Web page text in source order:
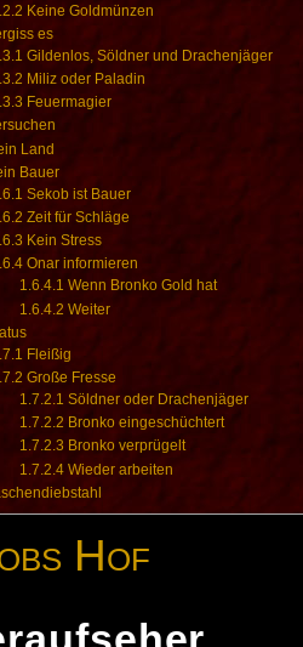
Keine Goldmünzen
es
Gildenlos, Söldner und Drachenjäger
Miliz oder Paladin
Feuermagier
Land
Bauer
Sekob ist Bauer
Zeit für Schläge
Kein Stress
Onar informieren
1.6.4.1 Wenn Bronko Gold hat
1.6.4.2 Weiter
Fleißig
Große Fresse
1.7.2.1 Söldner oder Drachenjäger
1.7.2.2 Bronko eingeschüchtert
1.7.2.3 Bronko verprügelt
1.7.2.4 Wieder arbeiten
Hof